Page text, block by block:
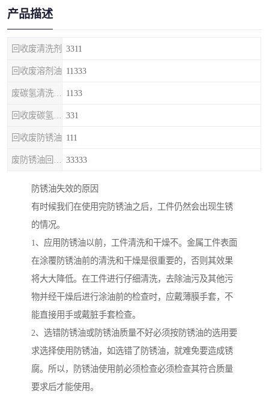
产品描述
回收废清洗剂 3311
回收废溶剂油 11333
1133
331
回收废防锈油 111
33333
防锈油失效的原因
有时候我们在使用完防锈油之后，工件仍然会出现生锈
的情况。
1、应用防锈油以前，工件清洗和干燥不。金属工件表面
在涂覆防锈油前的清洗和干燥是很重要的，否则其效果
将大大降低。在工件进行仔细清洗，去除油污及其他污
物并经干燥后进行涂油前的检查时，应戴薄膜手套，不
能直接用手或戴脏手套检查。
2、选错防锈油或防锈油质量不好必须按防锈油的选用要
求选择使用防锈油，如选错了防锈油，就难免要造成锈
腐。所以，防锈油使用前必须检查必须检查其符合质量
要求后才能使用。